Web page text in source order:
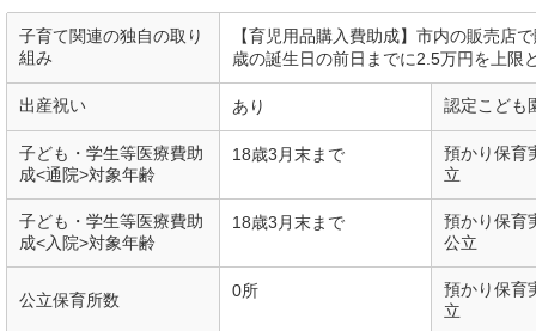
子育て関連の独自の取り
組み
【育児用品購入費助成】市内の販売店
歳の誕生日の前日までに2.5万円を上限
出産祝い あり 認定こども
子ども・学生等医療費助
成<通院>対象年齢
18歳3月末まで
預かり保育
立
子ども・学生等医療費助
成<入院>対象年齢
18歳3月末まで
預かり保育
公立
公立保育所数 0所
預かり保育
立